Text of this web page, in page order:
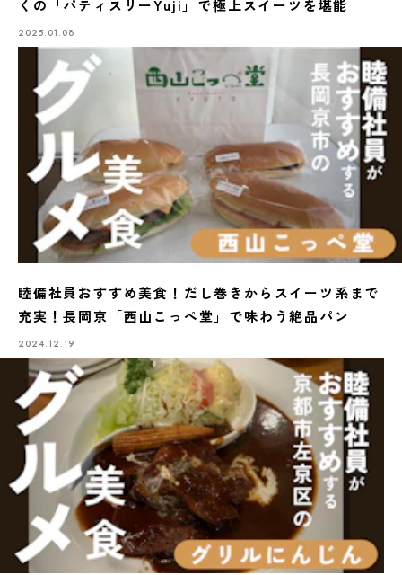
くの「パティスリーYuji」で極上スイーツを堪能
2025.01.08
睦備社員おすすめ美食！だし巻きからスイーツ系まで
充実！長岡京「西山こっぺ堂」で味わう絶品パン
2024.12.19